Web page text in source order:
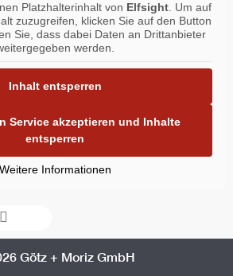
Platzhalterinhalt von Elfsight. Um auf
zuzugreifen, klicken Sie auf den Button
Sie, dass dabei Daten an Drittanbieter
werden.
Inhalt entsperren
Service akzeptieren und Inhalte
entsperren
Weitere Informationen
Envelope
Götz + Moriz GmbH